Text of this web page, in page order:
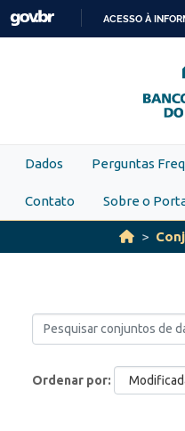
Skip to main content
ACESSO À
Dados Perguntas
Contato Sobre o
Ordenar por